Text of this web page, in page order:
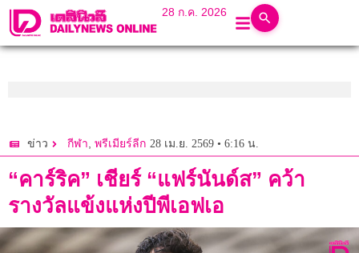
28 ก.ค. 2026
ข่าว กีฬา, พรีเมียร์ลีก 28 เม.ย. 2569 • 6:16 น.
“คาร์ริค” เชียร์ “แฟร์นันด์ส” คว้า
รางวัลแข้งแห่งปีพีเอฟเอ